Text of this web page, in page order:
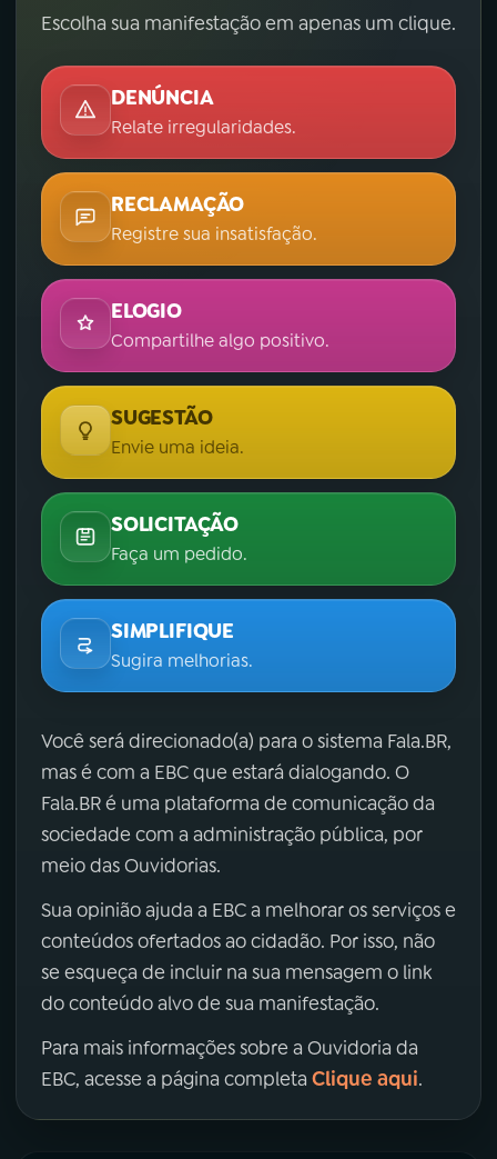
Escolha sua manifestação em apenas um clique.
DENÚNCIA
Relate irregularidades.
RECLAMAÇÃO
Registre sua insatisfação.
ELOGIO
Compartilhe algo positivo.
SUGESTÃO
Envie uma ideia.
SOLICITAÇÃO
Faça um pedido.
SIMPLIFIQUE
Sugira melhorias.
Você será direcionado(a) para o sistema Fala.BR,
mas é com a EBC que estará dialogando. O
Fala.BR é uma plataforma de comunicação da
sociedade com a administração pública, por
meio das Ouvidorias.
Sua opinião ajuda a EBC a melhorar os serviços e
conteúdos ofertados ao cidadão. Por isso, não
se esqueça de incluir na sua mensagem o link
do conteúdo alvo de sua manifestação.
Para mais informações sobre a Ouvidoria da
EBC, acesse a página completa Clique aqui.